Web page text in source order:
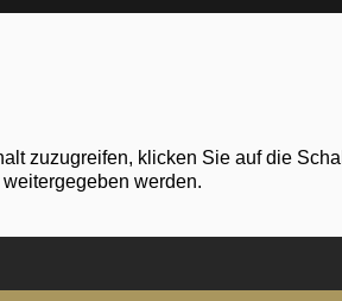
zuzugreifen, klicken Sie auf die
werden.